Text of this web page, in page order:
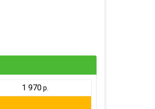
1 970р.